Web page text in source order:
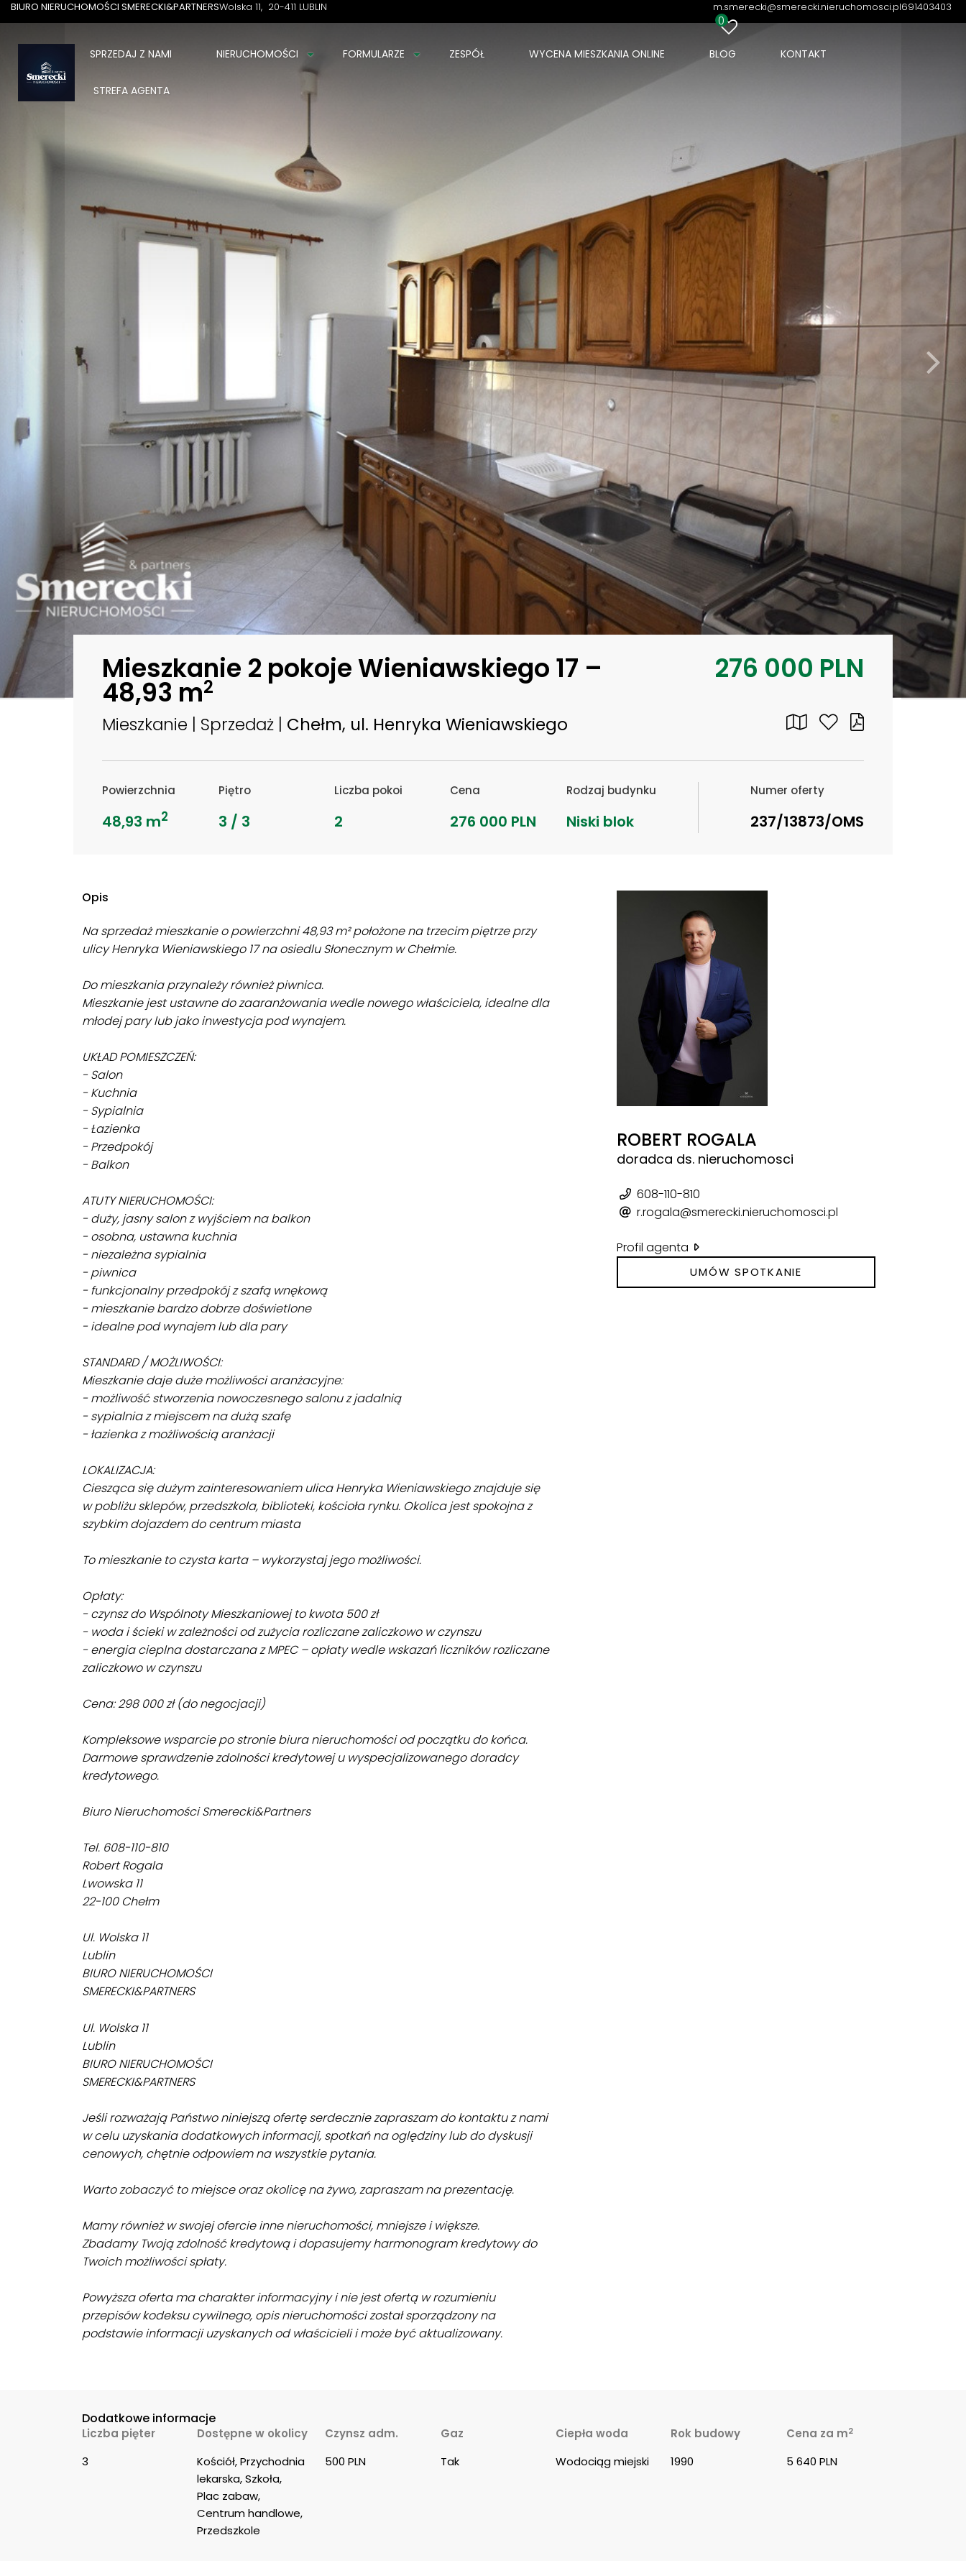
BIURO NIERUCHOMOŚCI SMERECKI&PARTNERSWolska 11 20-411 LUBLIN m.smerecki@smerecki.nieruchomosci.pl691403403
0
SPRZEDAJ Z NAMI NIERUCHOMOŚCI FORMULARZE ZESPÓŁ WYCENA MIESZKANIA ONLINE BLOG KONTAKT
STREFA AGENTA
Mieszkanie 2 pokoje Wieniawskiego 17 –
48,93 m2
Mieszkanie | Sprzedaż | Chełm, ul. Henryka Wieniawskiego
276 000 PLN
Powierzchnia
48,93 m2
Piętro
3 / 3
Liczba pokoi
2
Cena
276 000 PLN
Rodzaj budynku
Niski blok
Numer oferty
237/13873/OMS
Opis
Na sprzedaż mieszkanie o powierzchni 48,93 m² położone na trzecim piętrze przy
ulicy Henryka Wieniawskiego 17 na osiedlu Słonecznym w Chełmie.
Do mieszkania przynależy również piwnica.
Mieszkanie jest ustawne do zaaranżowania wedle nowego właściciela, idealne dla
młodej pary lub jako inwestycja pod wynajem.
UKŁAD POMIESZCZEŃ:
- Salon
- Kuchnia
- Sypialnia
- Łazienka
- Przedpokój
- Balkon
ATUTY NIERUCHOMOŚCI:
- duży, jasny salon z wyjściem na balkon
- osobna, ustawna kuchnia
- niezależna sypialnia
- piwnica
- funkcjonalny przedpokój z szafą wnękową
- mieszkanie bardzo dobrze doświetlone
- idealne pod wynajem lub dla pary
STANDARD / MOŻLIWOŚCI:
Mieszkanie daje duże możliwości aranżacyjne:
- możliwość stworzenia nowoczesnego salonu z jadalnią
- sypialnia z miejscem na dużą szafę
- łazienka z możliwością aranżacji
LOKALIZACJA:
Ciesząca się dużym zainteresowaniem ulica Henryka Wieniawskiego znajduje się
w pobliżu sklepów, przedszkola, biblioteki, kościoła rynku. Okolica jest spokojna z
szybkim dojazdem do centrum miasta
To mieszkanie to czysta karta – wykorzystaj jego możliwości.
Opłaty:
- czynsz do Wspólnoty Mieszkaniowej to kwota 500 zł
- woda i ścieki w zależności od zużycia rozliczane zaliczkowo w czynszu
- energia cieplna dostarczana z MPEC – opłaty wedle wskazań liczników rozliczane
zaliczkowo w czynszu
Cena: 298 000 zł (do negocjacji)
Kompleksowe wsparcie po stronie biura nieruchomości od początku do końca.
Darmowe sprawdzenie zdolności kredytowej u wyspecjalizowanego doradcy
kredytowego.
Biuro Nieruchomości Smerecki&Partners
Tel. 608-110-810
Robert Rogala
Lwowska 11
22-100 Chełm
Ul. Wolska 11
Lublin
BIURO NIERUCHOMOŚCI
SMERECKI&PARTNERS
Ul. Wolska 11
Lublin
BIURO NIERUCHOMOŚCI
SMERECKI&PARTNERS
Jeśli rozważają Państwo niniejszą ofertę serdecznie zapraszam do kontaktu z nami
w celu uzyskania dodatkowych informacji, spotkań na oględziny lub do dyskusji
cenowych, chętnie odpowiem na wszystkie pytania.
Warto zobaczyć to miejsce oraz okolicę na żywo, zapraszam na prezentację.
Mamy również w swojej ofercie inne nieruchomości, mniejsze i większe.
Zbadamy Twoją zdolność kredytową i dopasujemy harmonogram kredytowy do
Twoich możliwości spłaty.
Powyższa oferta ma charakter informacyjny i nie jest ofertą w rozumieniu
przepisów kodeksu cywilnego, opis nieruchomości został sporządzony na
podstawie informacji uzyskanych od właścicieli i może być aktualizowany.
ROBERT ROGALA
doradca ds. nieruchomosci
608-110-810
r.rogala@smerecki.nieruchomosci.pl
Profil agenta
UMÓW SPOTKANIE
Dodatkowe informacje
Liczba pięter
3
Dostępne w okolicy
Kościół, Przychodnia
lekarska, Szkoła,
Plac zabaw,
Centrum handlowe,
Przedszkole
Czynsz adm.
500 PLN
Gaz
Tak
Ciepła woda
Wodociąg miejski
Rok budowy
1990
Cena za m2
5 640 PLN